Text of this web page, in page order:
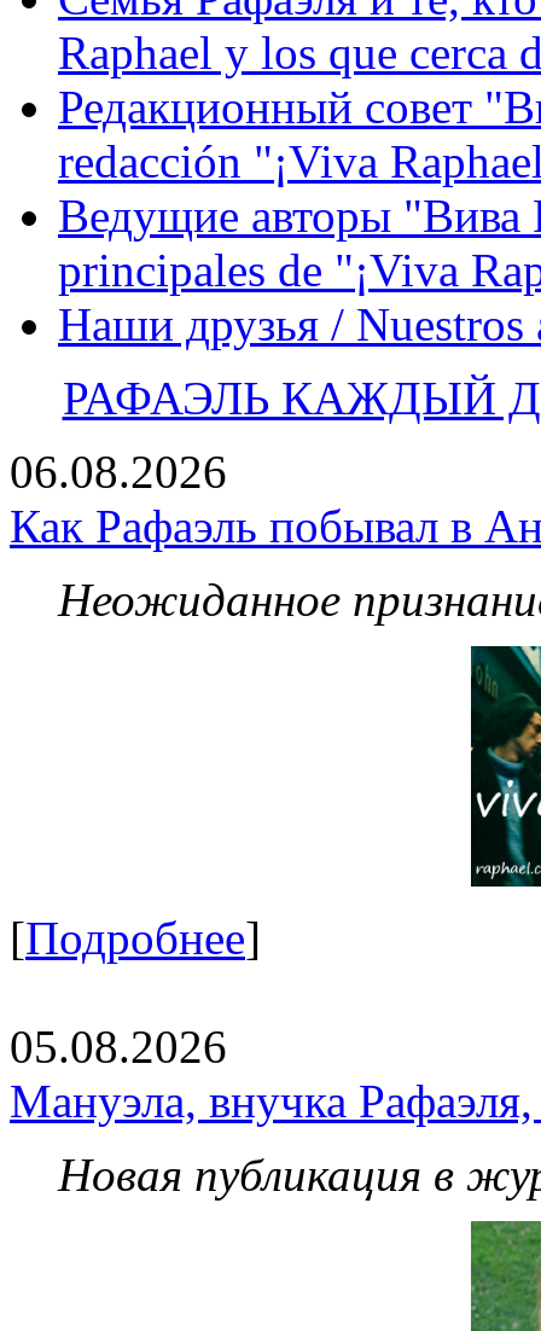
Raphael y los que cerca
Редакционный совет
redacción "¡Viva
Ведущие авторы "Вива
principales de "¡Viva
Наши друзья / Nuestros
РАФАЭЛЬ КАЖДЫЙ
06.08.2026
Как Рафаэль побывал в
Неожиданное
[Подробнее]
05.08.2026
Мануэла, внучка
Новая публикация в